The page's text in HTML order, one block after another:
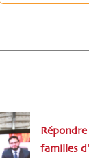
familles